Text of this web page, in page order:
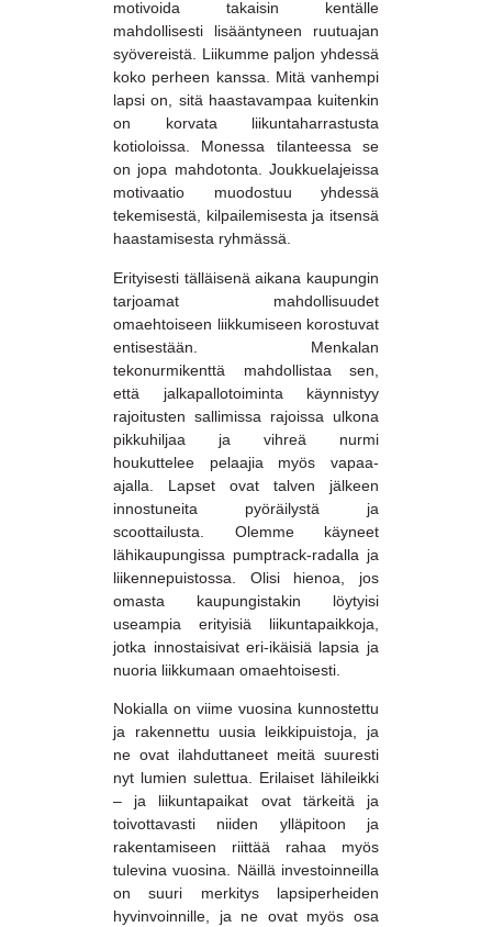
motivoida takaisin kentälle
mahdollisesti lisääntyneen ruutuajan
syövereistä. Liikumme paljon yhdessä
koko perheen kanssa. Mitä vanhempi
lapsi on, sitä haastavampaa kuitenkin
on korvata liikuntaharrastusta
kotioloissa. Monessa tilanteessa se
on jopa mahdotonta. Joukkuelajeissa
motivaatio muodostuu yhdessä
tekemisestä, kilpailemisesta ja itsensä
haastamisesta ryhmässä.
Erityisesti tälläisenä aikana kaupungin
tarjoamat mahdollisuudet
omaehtoiseen liikkumiseen korostuvat
entisestään. Menkalan
tekonurmikenttä mahdollistaa sen,
että jalkapallotoiminta käynnistyy
rajoitusten sallimissa rajoissa ulkona
pikkuhiljaa ja vihreä nurmi
houkuttelee pelaajia myös vapaa-
ajalla. Lapset ovat talven jälkeen
innostuneita pyöräilystä ja
scoottailusta. Olemme käyneet
lähikaupungissa pumptrack-radalla ja
liikennepuistossa. Olisi hienoa, jos
omasta kaupungistakin löytyisi
useampia erityisiä liikuntapaikkoja,
jotka innostaisivat eri-ikäisiä lapsia ja
nuoria liikkumaan omaehtoisesti.
Nokialla on viime vuosina kunnostettu
ja rakennettu uusia leikkipuistoja, ja
ne ovat ilahduttaneet meitä suuresti
nyt lumien sulettua. Erilaiset lähileikki
– ja liikuntapaikat ovat tärkeitä ja
toivottavasti niiden ylläpitoon ja
rakentamiseen riittää rahaa myös
tulevina vuosina. Näillä investoinneilla
on suuri merkitys lapsiperheiden
hyvinvoinnille, ja ne ovat myös osa